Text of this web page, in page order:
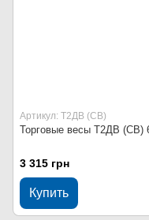
Артикул: Т2ДВ (СВ)
Торговые весы Т2ДВ (СВ)
3 315 грн
Купить